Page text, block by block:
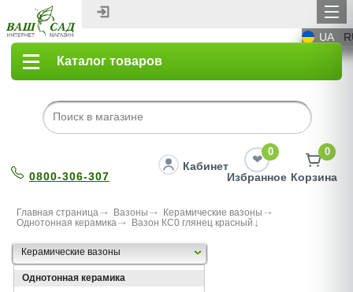
UA
Каталог товаров
0800-306-307
Кабинет
0
Избранное
0
Корзина
Главная страница Вазоны
Керамические вазоны
Однотонная керамика
Вазон КС0 глянец красный
Керамические вазоны
Однотонная керамика